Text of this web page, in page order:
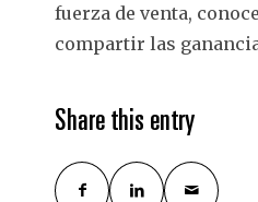
fuerza de venta,
compartir las
Share this entry